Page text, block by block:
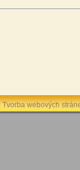
|Tvorba webových